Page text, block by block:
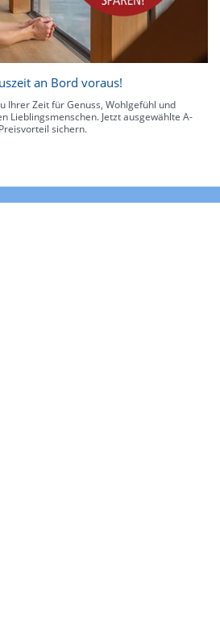
an Bord voraus!
Ihrer Zeit für Genuss, Wohlgefühl und
Lieblingsmenschen. Jetzt ausgewählte A-
sichern.